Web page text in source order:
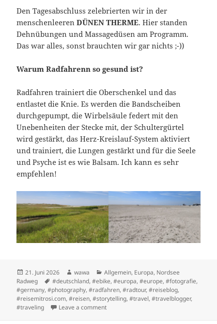
Den Tagesabschluss zelebrierten wir in der
menschenleerenDÜNEN THERME. Hier standen
Dehnübungen und Massagedüsen am Programm.
Das war alles, sonst brauchten wir gar nichts ;-))
Warum Radfahrenn so gesund ist?
Radfahren trainiert die Oberschenkel und das
entlastet die Knie. Es werden die Bandscheiben
durchgepumpt, die Wirbelsäule federt mit den
Unebenheiten der Stecke mit, der Schultergürtel
wird gestärkt, das Herz-Kreislauf-System aktiviert
und trainiert, die Lungen gestärkt und für die Seele
und Psyche ist es wie Balsam. Ich kann es sehr
empfehlen!
Posted
on
21. Juni 2026 Author
wawa Categories
Allgemein, Europa, Nordsee
Radweg
Tags
#deutschland,#ebike,#europa,#europe,#fotografie,
#germany,#photography,#radfahren,#radtour,#reiseblog,
#reisemitrosi.com,#reisen,#storytelling,#travel,#travelblogger,
#traveling
Leave a commenton 1. Ruhetag: Sankt Peter Ording